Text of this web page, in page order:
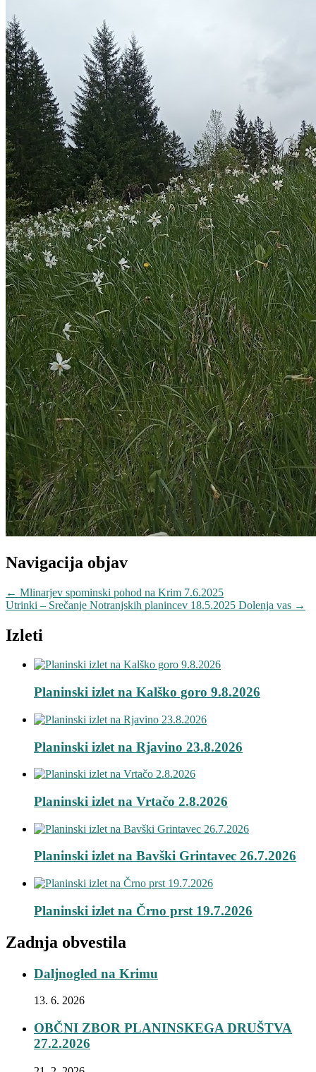
Navigacija objav
← Mlinarjev spominski pohod na Krim 7.6.2025
Utrinki – Srečanje Notranjskih planincev 18.5.2025 Dolenja vas →
Izleti
Planinski izlet na Kalško goro 9.8.2026
Planinski izlet na Rjavino 23.8.2026
Planinski izlet na Vrtačo 2.8.2026
Planinski izlet na Bavški Grintavec 26.7.2026
Planinski izlet na Črno prst 19.7.2026
Zadnja obvestila
Daljnogled na Krimu
13. 6. 2026
OBČNI ZBOR PLANINSKEGA DRUŠTVA
27.2.2026